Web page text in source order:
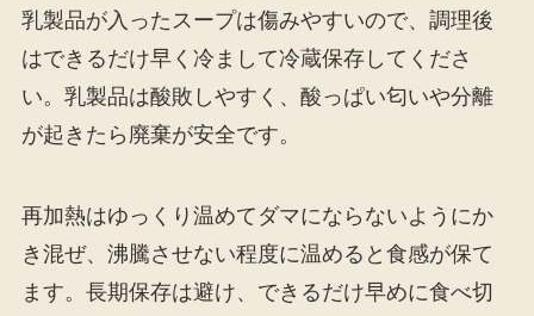
乳製品が入ったスープは傷みやすいので、調理後
はできるだけ早く冷まして冷蔵保存してくださ
い。乳製品は酸敗しやすく、酸っぱい匂いや分離
が起きたら廃棄が安全です。
再加熱はゆっくり温めてダマにならないようにか
き混ぜ、沸騰させない程度に温めると食感が保て
ます。長期保存は避け、できるだけ早めに食べ切